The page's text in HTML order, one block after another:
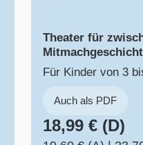
Theater für
Für Kinder von 3
Auch als PDF
18,99 € (D)